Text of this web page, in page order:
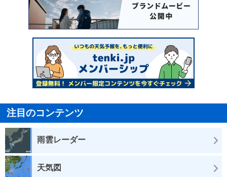
注目のコンテンツ
雨雲レーダー
天気図